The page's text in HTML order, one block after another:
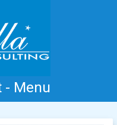
- Menu
Vente Location